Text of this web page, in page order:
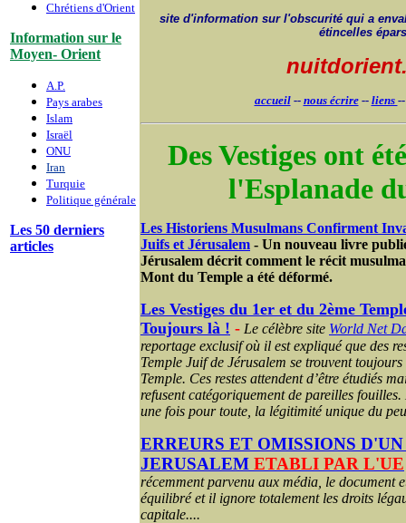
Chrétiens d'Orient
Information sur le
Moyen- Orient
A.P.
Pays arabes
Islam
Israël
ONU
Iran
Turquie
Politique générale
Les 50 derniers
articles
site d'information sur l'obscurité qui a
étincelles
accueil-- nous écrire-- liens
Des Vestiges ont
l'Esplanade
Les Historiens Musulmans Confirment
Juifs et Jérusalem - Un nouveau livre
Jérusalem décrit comment le récit
Mont du Temple a été déformé.
Les Vestiges du 1er et du 2ème
Toujours là ! - Le célèbre site World Net
reportage exclusif où il est expliqué que des
Temple Juif de Jérusalem se trouvent
Temple. Ces restes attendent d’être étudiés
refusent catégoriquement de pareilles
une fois pour toute, la légitimité unique du
ERREURS ET OMISSIONS
JERUSALEM ETABLI PAR L'UE
récemment parvenu aux média, le document
équilibré et il ignore totalement les droits
capitale....